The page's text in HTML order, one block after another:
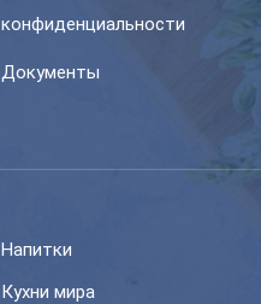
конфиденциальности
Документы
Напитки
Кухни мира